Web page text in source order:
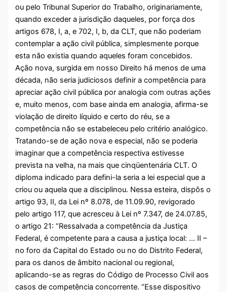
ou pelo Tribunal Superior do Trabalho, originariamente,
quando exceder a jurisdição daqueles, por força dos
artigos 678, I, a, e 702, I, b, da CLT, que não poderiam
contemplar a ação civil pública, simplesmente porque
esta não existia quando aqueles foram concebidos.
Ação nova, surgida em nosso Direito há menos de uma
década, não seria judiciosos definir a competência para
apreciar ação civil pública por analogia com outras ações
e, muito menos, com base ainda em analogia, afirma-se
violação de direito líquido e certo do réu, se a
competência não se estabeleceu pelo critério analógico.
Tratando-se de ação nova e especial, não se poderia
imaginar que a competência respectiva estivesse
prevista na velha, na mais que cinqüentenária CLT. O
diploma indicado para defini-la seria a lei especial que a
criou ou aquela que a disciplinou. Nessa esteira, dispôs o
artigo 93, II, da Lei nº 8.078, de 11.09.90, revigorado
pelo artigo 117, que acresceu à Lei nº 7.347, de 24.07.85,
o artigo 21: “Ressalvada a competência da Justiça
Federal, é competente para a causa a justiça local: … II –
no foro da Capital do Estado ou no do Distrito Federal,
para os danos de âmbito nacional ou regional,
aplicando-se as regras do Código de Processo Civil aos
casos de competência concorrente. “Esse dispositivo